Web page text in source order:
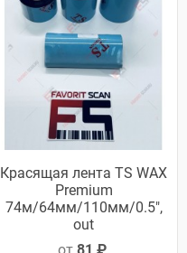
Красящая лента TS WAX
Premium
74м/64мм/110мм/0.5",
out
от 81 ₽